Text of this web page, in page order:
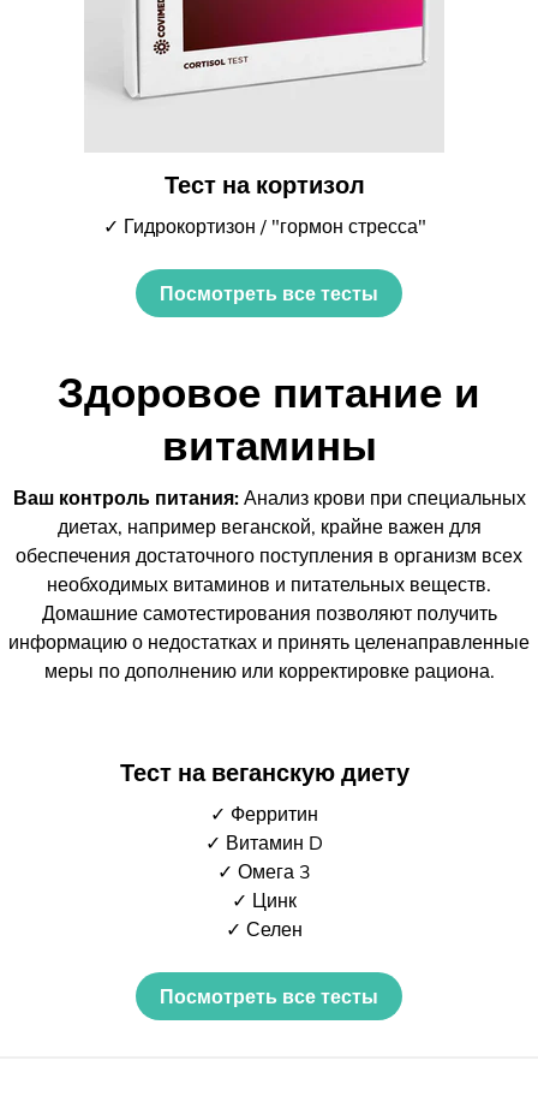
Тест на кортизол
✓ Гидрокортизон / "гормон стресса"
Посмотреть все тесты
Здоровое питание и
витамины
Ваш контроль питания:Анализ крови при специальных
диетах, например веганской, крайне важен для
обеспечения достаточного поступления в организм всех
необходимых витаминов и питательных веществ.
Домашние самотестирования позволяют получить
информацию о недостатках и принять целенаправленные
меры по дополнению или корректировке рациона.
Тест на веганскую диету
✓ Ферритин
✓ Витамин D
✓ Омега 3
✓ Цинк
✓ Селен
Посмотреть все тесты